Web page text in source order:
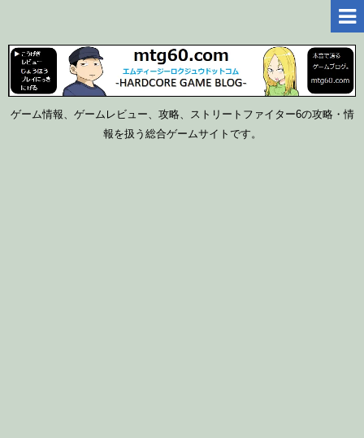
ゲーム情報、ゲームレビュー、攻略、ストリートファイター6の攻略・情
報を扱う総合ゲームサイトです。